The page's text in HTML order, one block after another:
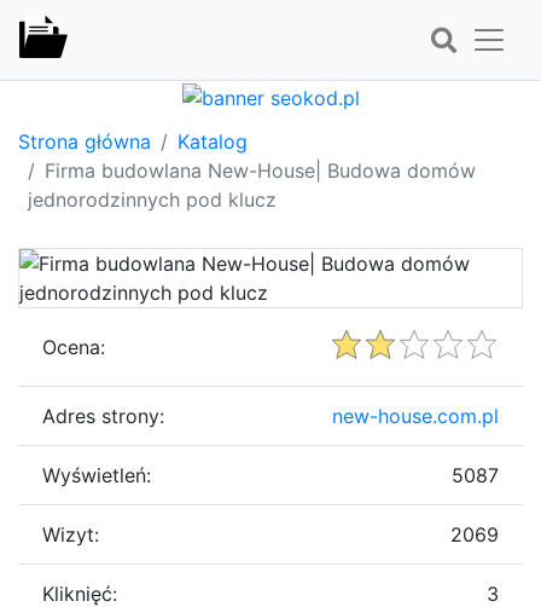
Strona główna
Katalog
Firma budowlana New-House| Budowa domów
jednorodzinnych pod klucz
Ocena:
Adres strony: new-house.com.pl
Wyświetleń: 5087
Wizyt: 2069
Kliknięć: 3